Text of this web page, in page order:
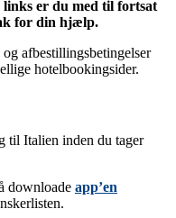
links er du med til fortsat
for din hjælp.
afbestillingsbetingelser
hotelbookingsider.
til Italien inden du tager
downloade app’en